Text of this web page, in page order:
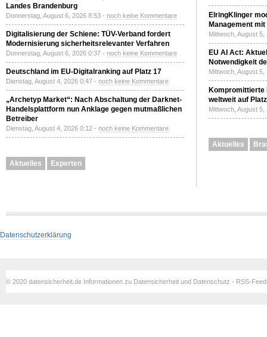
Landes Brandenburg
Donnerstag, August 6, 2026 8:53 - noch keine Kommentare
Digitalisierung der Schiene: TÜV-Verband fordert
Modernisierung sicherheitsrelevanter Verfahren
Donnerstag, August 6, 2026 0:37 - noch keine Kommentare
Deutschland im EU-Digitalranking auf Platz 17
Dienstag, August 4, 2026 0:47 - noch keine Kommentare
„Archetyp Market“: Nach Abschaltung der Darknet-
Handelsplattform nun Anklage gegen mutmaßlichen
Betreiber
Dienstag, August 4, 2026 0:12 - noch keine Kommentare
Aktuelles Experten
ElringKlinger
Management
Mittwoch, August
EU AI Act:
Notwendigkeit
Mittwoch, August
Kompromittierte
weltweit auf
Mittwoch, August
Aktuelles
Datenschutzerklärung
© 2020 datensicherheit.de Informationen zu Datensicherheit und Datenschutz - RSS-